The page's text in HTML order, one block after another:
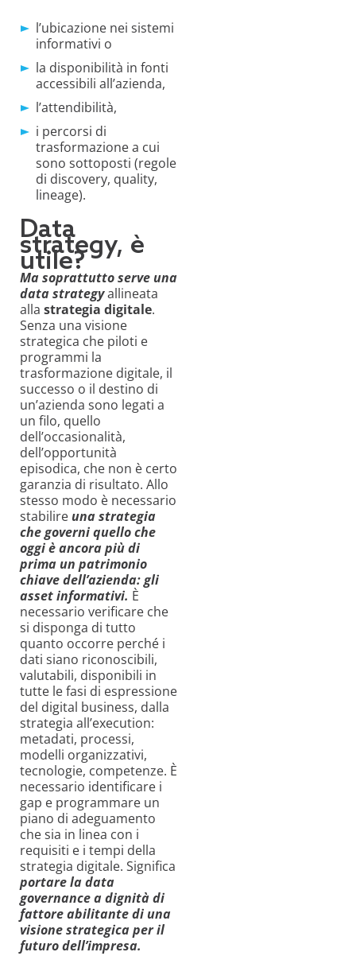
l’ubicazione nei sistemi
informativi o
la disponibilità in fonti
accessibili all’azienda,
l’attendibilità,
i percorsi di
trasformazione a cui
sono sottoposti (regole
di discovery, quality,
lineage).
Data
strategy, è
utile?
Ma soprattutto serve una
data strategyallineata
alla strategia digitale.
Senza una visione
strategica che piloti e
programmi la
trasformazione digitale, il
successo o il destino di
un’azienda sono legati a
un filo, quello
dell’occasionalità,
dell’opportunità
episodica, che non è certo
garanzia di risultato. Allo
stesso modo è necessario
stabilire una strategia
che governi quello che
oggi è ancora più di
prima un patrimonio
chiave dell’azienda: gli
asset informativi. È
necessario verificare che
si disponga di tutto
quanto occorre perché i
dati siano riconoscibili,
valutabili, disponibili in
tutte le fasi di espressione
del digital business, dalla
strategia all’execution:
metadati, processi,
modelli organizzativi,
tecnologie, competenze. È
necessario identificare i
gap e programmare un
piano di adeguamento
che sia in linea con i
requisiti e i tempi della
strategia digitale. Significa
portare la data
governance a dignità di
fattore abilitante di una
visione strategica per il
futuro dell’impresa.